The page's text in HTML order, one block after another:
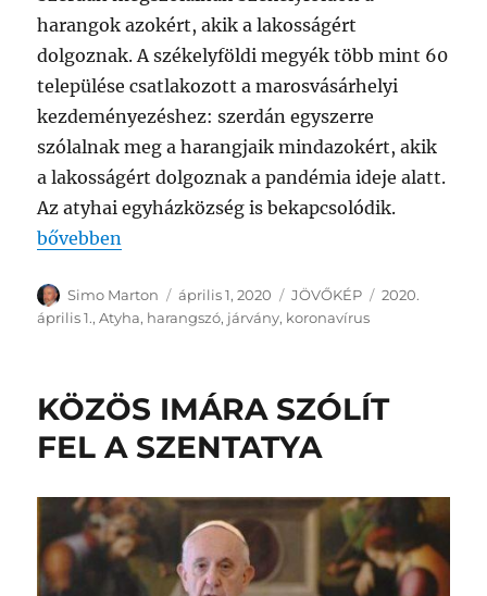
harangok azokért, akik a lakosságért
dolgoznak. A székelyföldi megyék több mint 60
települése csatlakozott a marosvásárhelyi
kezdeményezéshez: szerdán egyszerre
szólalnak meg a harangjaik mindazokért, akik
a lakosságért dolgoznak a pandémia ideje alatt.
Az atyhai egyházközség is bekapcsolódik.
„A GONDOSKODÓKÉRT KONDULNAK A SZÉKELY
bővebben
Szerző
Simo Marton Közzétéve
április 1, 2020 Kategória
JÖVŐKÉP Címke
2020.
április 1.,Atyha, harangszó, járvány, koronavírus
KÖZÖS IMÁRA SZÓLÍT
FEL A SZENTATYA